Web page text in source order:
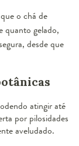
o chá de
quanto gelado,
desde que
atingir até
por pilosidades
aveludado.